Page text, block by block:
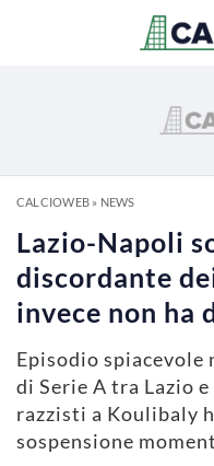
CALCIOWEB» NEWS
Lazio-Napoli
discordante
invece non ha
Episodio spiacevole
di Serie A tra Lazio
razzisti a Koulibaly
sospensione